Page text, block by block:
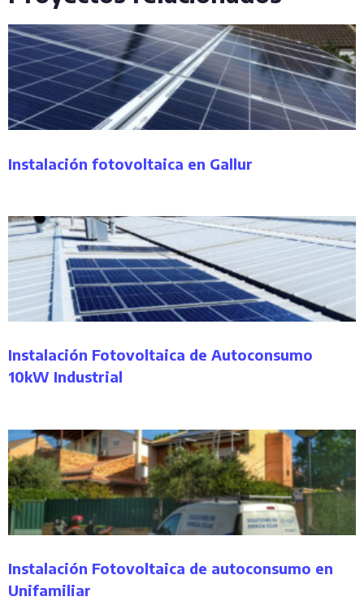
Instalación fotovoltaica en Gallur
Instalación Fotovoltaica de Autoconsumo
10kW Industrial
Instalación Fotovoltaica de autoconsumo en
Unifamiliar